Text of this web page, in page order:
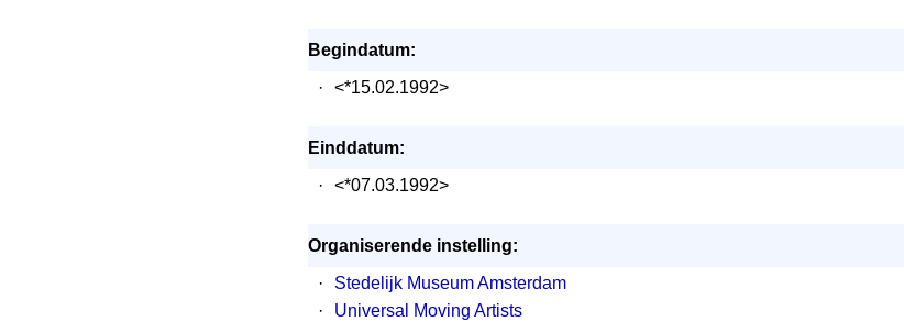
Begindatum:
·
<*15.02.1992>
Einddatum:
·
<*07.03.1992>
Organiserende instelling:
·
Stedelijk Museum Amsterdam
·
Universal Moving Artists